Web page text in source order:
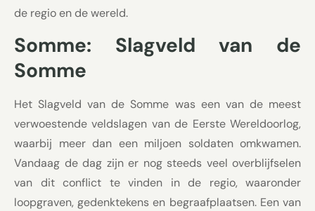
de regio en de wereld.
Somme: Slagveld van de
Somme
Het Slagveld van de Somme was een van de meest
verwoestende veldslagen van de Eerste Wereldoorlog,
waarbij meer dan een miljoen soldaten omkwamen.
Vandaag de dag zijn er nog steeds veel overblijfselen
van dit conflict te vinden in de regio, waaronder
loopgraven, gedenktekens en begraafplaatsen. Een van